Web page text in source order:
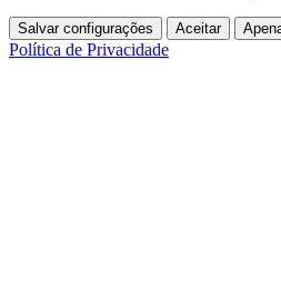
Salvar configurações Aceitar
Política de Privacidade